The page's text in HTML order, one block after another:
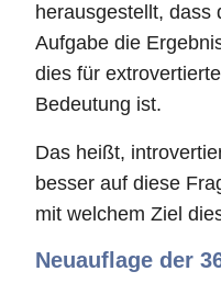
herausgestellt, dass
Aufgabe die
dies für
Bedeutung ist.
Das heißt,
besser auf diese
mit welchem Ziel
Neuauflage der